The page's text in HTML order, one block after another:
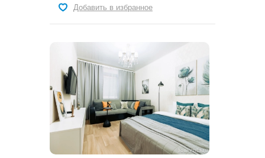
Добавить в избранное